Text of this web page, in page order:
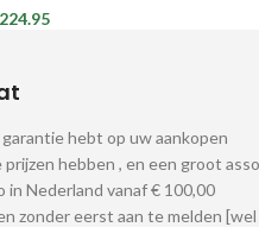
224.95
garantie hebt op uw aankopen
prijzen hebben , en een groot
in Nederland vanaf € 100,00
zonder eerst aan te melden [wel